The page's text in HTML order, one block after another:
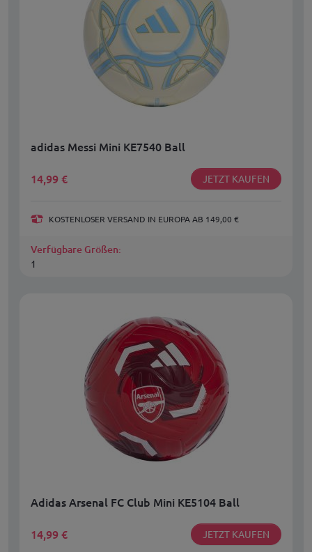
adidas Messi Mini KE7540 Ball
14,99 € JETZT KAUFEN
KOSTENLOSER VERSAND IN EUROPA AB 149,00 €
Verfügbare Größen:
1
Adidas Arsenal FC Club Mini KE5104 Ball
14,99 € JETZT KAUFEN